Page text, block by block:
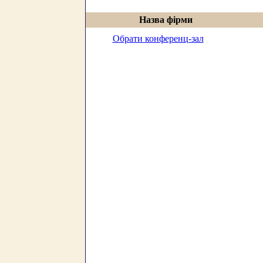
Назва фірми
Обрати конференц-зал